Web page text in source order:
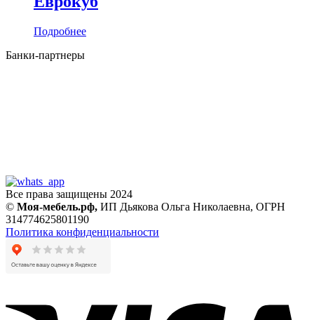
Подробнее
Банки-партнеры
Все права защищены 2024
© Моя-мебель.рф, ИП Дьякова Ольга Николаевна, ОГРН
314774625801190
Политика конфиденциальности